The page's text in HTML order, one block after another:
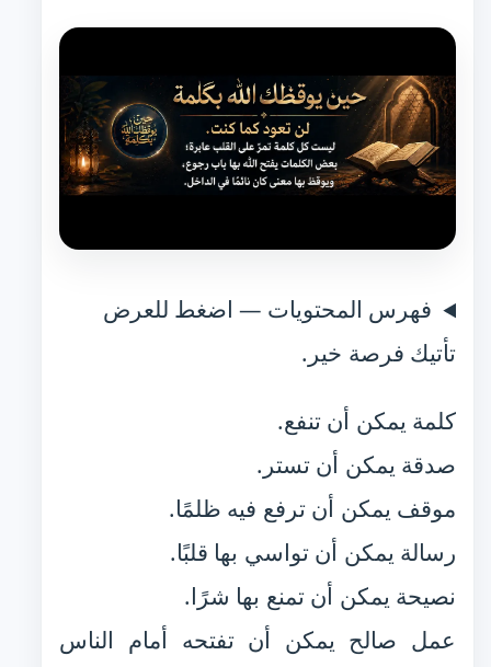
فهرس المحتويات — اضغط للعرض
تأتيك فرصة خير.
كلمة يمكن أن تنفع.
صدقة يمكن أن تستر.
موقف يمكن أن ترفع فيه ظلمًا.
رسالة يمكن أن تواسي بها قلبًا.
نصيحة يمكن أن تمنع بها شرًا.
عمل صالح يمكن أن تفتحه أمام الناس